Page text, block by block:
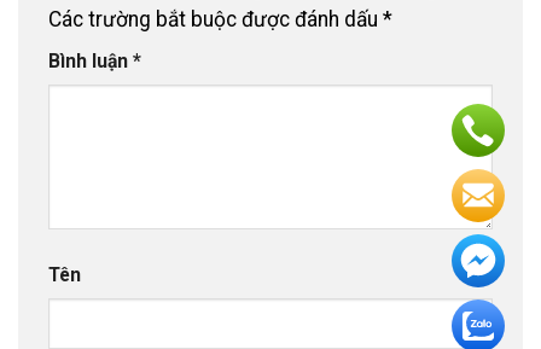
Các trường bắt buộc được đánh dấu *
Bình luận *
Tên